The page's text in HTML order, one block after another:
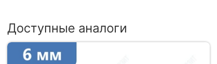
Доступные аналоги